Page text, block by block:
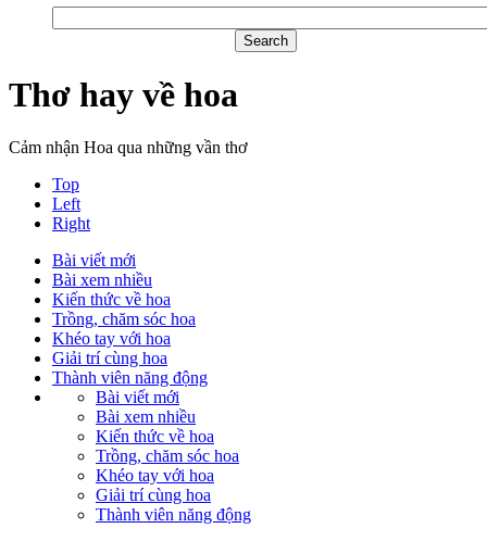
Thơ hay về hoa
Cảm nhận Hoa qua những vần thơ
Top
Left
Right
Bài viết mới
Bài xem nhiều
Kiến thức về hoa
Trồng, chăm sóc hoa
Khéo tay với hoa
Giải trí cùng hoa
Thành viên năng động
Bài viết mới
Bài xem nhiều
Kiến thức về hoa
Trồng, chăm sóc hoa
Khéo tay với hoa
Giải trí cùng hoa
Thành viên năng động